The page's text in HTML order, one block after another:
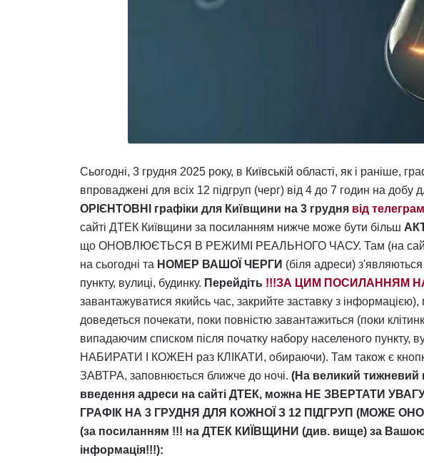
Сьогодні, 3 грудня 2025 року, в Київській області, як і раніше,
впроваджені для всіх 12 підгруп (черг) від 4 до 7 годин на добу
ОРІЄНТОВНІ графіки для Київщини на 3 грудня від
сайті ДТЕК Київщини за посиланням нижче може бути більш
що ОНОВЛЮЄТЬСЯ В РЕЖИМІ РЕАЛЬНОГО ЧАСУ. Там (на сайті
на сьогодні та НОМЕР ВАШОЇ ЧЕРГИ (біля адреси)
пункту, вулиці, будинку. Перейдіть !!!ЗА ЦИМ ПОСИЛАННЯМ
завантажуватися якийсь час, закрийте заставку з
доведеться почекати, поки повністю завантажиться (поки
випадаючим списком після початку набору населеного пункту,
НАБИРАТИ І КОЖЕН раз КЛІКАТИ, обираючи). Там також є
ЗАВТРА, заповнюється ближче до ночі. (На великий тижневий
введення адреси на сайті ДТЕК, можна НЕ ЗВЕРТАТИ
ГРАФІК НА 3 ГРУДНЯ ДЛЯ КОЖНОЇ З 12 ПІДГРУП (МОЖЕ
(за посиланням !!! на ДТЕК КИЇВЩИНИ (див. вище) за
інформація!!!):